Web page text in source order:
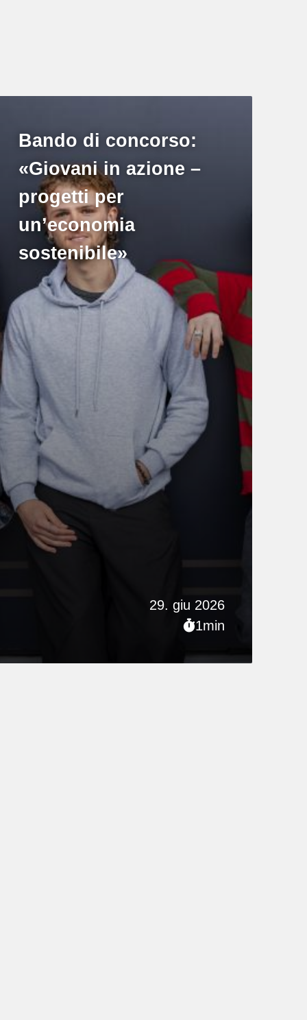
29. giu 2026
1min
Bando di concorso:
«Giovani in azione –
progetti per
un’economia
sostenibile»